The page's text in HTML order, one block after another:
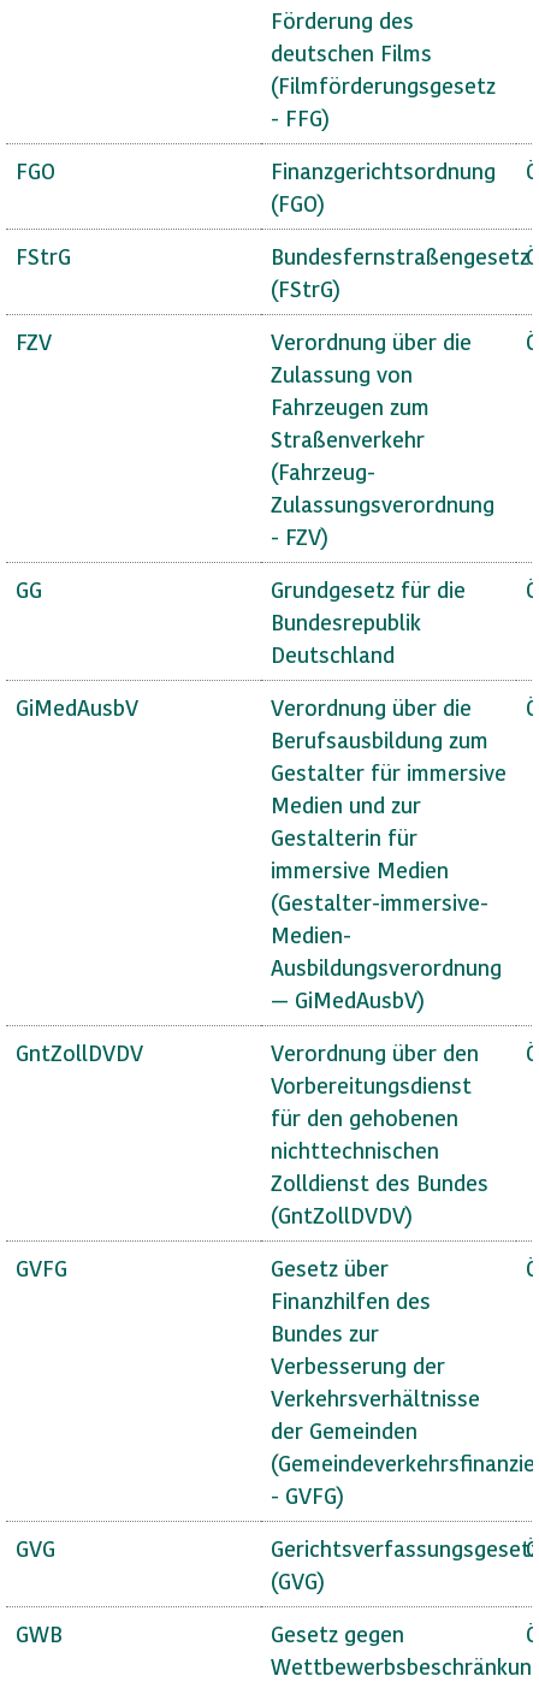
Förderung des
deutschen Films
(Filmförderungsgesetz
- FFG)
FGO
Finanzgerichtsordnung
(FGO)
FStrG
Bundesfernstraßengesetz
(FStrG)
FZV
Verordnung über die
Zulassung von
Fahrzeugen zum
Straßenverkehr
(Fahrzeug-
Zulassungsverordnung
- FZV)
GG
Grundgesetz für die
Bundesrepublik
Deutschland
GiMedAusbV
Verordnung über die
Berufsausbildung zum
Gestalter für immersive
Medien und zur
Gestalterin für
immersive Medien
(Gestalter-immersive-
Medien-
Ausbildungsverordnung
— GiMedAusbV)
GntZollDVDV
Verordnung über den
Vorbereitungsdienst
für den gehobenen
nichttechnischen
Zolldienst des Bundes
(GntZollDVDV)
GVFG
Gesetz über
Finanzhilfen des
Bundes zur
Verbesserung der
Verkehrsverhältnisse
der Gemeinden
- GVFG)
GVG
Gerichtsverfassungsgesetz
(GVG)
GWB
Gesetz gegen